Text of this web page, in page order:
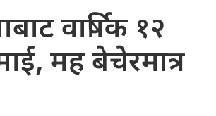
वार्षिक १२
मह बेचेरमात्र